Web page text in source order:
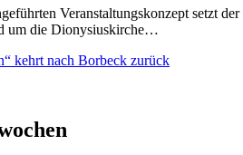
Veranstaltungskonzept setzt
um die Dionysiuskirche…
kehrt nach Borbeck zurück